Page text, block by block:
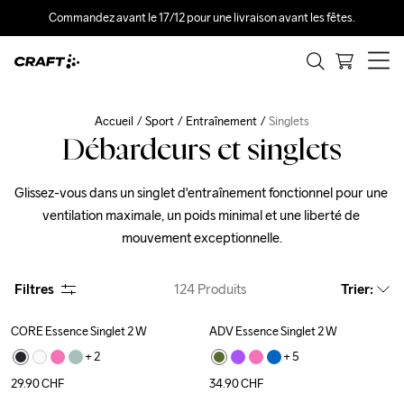
Commandez avant le 17/12 pour une livraison avant les fêtes.
Accueil Sport Entraînement Singlets
Débardeurs et singlets
Glissez-vous dans un singlet d'entraînement fonctionnel pour une
ventilation maximale, un poids minimal et une liberté de
mouvement exceptionnelle.
Filtres 124 Produits Trier:
CORE Essence Singlet 2 W
+ 2
29.90CHF
ADV Essence Singlet 2 W
+ 5
34.90CHF